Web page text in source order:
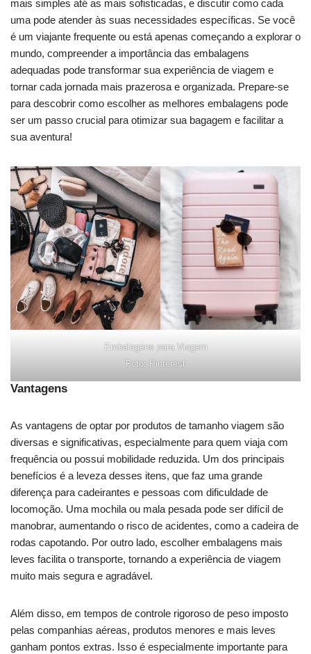
mais simples até as mais sofisticadas, e discutir como cada
uma pode atender às suas necessidades específicas. Se você
é um viajante frequente ou está apenas começando a explorar o
mundo, compreender a importância das embalagens
adequadas pode transformar sua experiência de viagem e
tornar cada jornada mais prazerosa e organizada. Prepare-se
para descobrir como escolher as melhores embalagens pode
ser um passo crucial para otimizar sua bagagem e facilitar a
sua aventura!
Embalagens para Viagem
Foto: Pinterest
Vantagens
As vantagens de optar por produtos de tamanho viagem são
diversas e significativas, especialmente para quem viaja com
frequência ou possui mobilidade reduzida. Um dos principais
benefícios é a leveza desses itens, que faz uma grande
diferença para cadeirantes e pessoas com dificuldade de
locomoção. Uma mochila ou mala pesada pode ser difícil de
manobrar, aumentando o risco de acidentes, como a cadeira de
rodas capotando. Por outro lado, escolher embalagens mais
leves facilita o transporte, tornando a experiência de viagem
muito mais segura e agradável.
Além disso, em tempos de controle rigoroso de peso imposto
pelas companhias aéreas, produtos menores e mais leves
ganham pontos extras. Isso é especialmente importante para